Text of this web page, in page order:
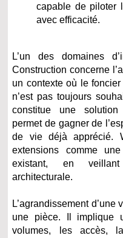
capable de piloter
avec efficacité.
L’un des domaines
Construction concerne
un contexte où le
n’est pas toujours
constitue une solution
permet de gagner de
de vie déjà apprécié.
extensions comme
existant, en
architecturale.
L’agrandissement
une pièce. Il implique
volumes, les accès,